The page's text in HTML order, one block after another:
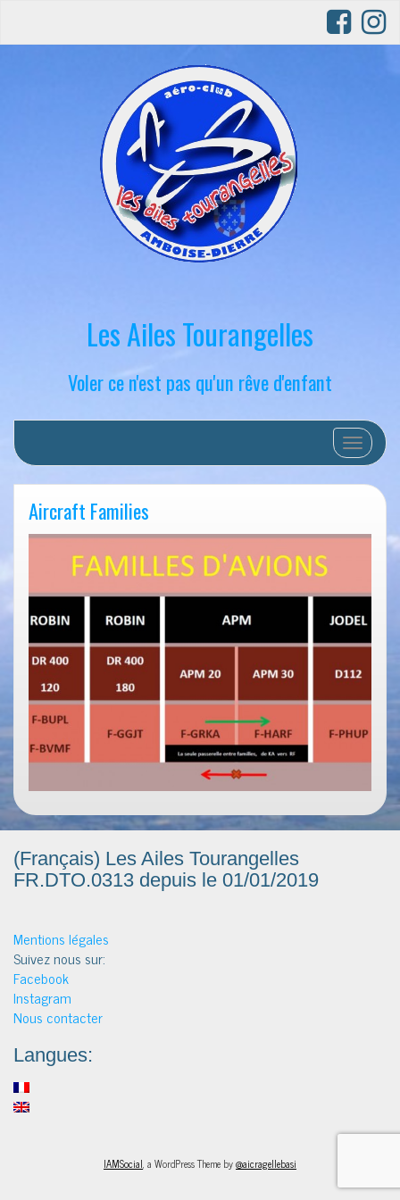
Les Ailes Tourangelles
Voler ce n'est pas qu'un rêve d'enfant
Toggle
Aircraft Families
(Français) Les Ailes Tourangelles
FR.DTO.0313 depuis le 01/01/2019
Mentions légales
Suivez nous sur:
Facebook
Instagram
Nous contacter
Langues:
IAMSocial, a WordPress Theme by@aicragellebasi